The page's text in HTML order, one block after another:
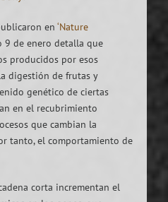
en ‘Nature
9 de enero detalla que
producidos por esos
digestión de frutas y
genético de ciertas
en el recubrimiento
que cambian la
tanto, el comportamiento de
corta incrementan el